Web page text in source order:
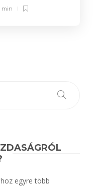
min
egyre több